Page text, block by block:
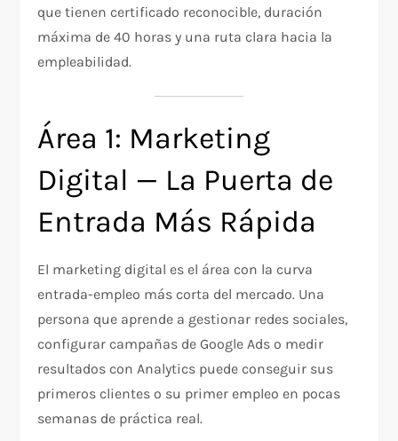
que tienen certificado reconocible, duración
máxima de 40 horas y una ruta clara hacia la
empleabilidad.
Área 1: Marketing
Digital — La Puerta de
Entrada Más Rápida
El marketing digital es el área con la curva
entrada-empleo más corta del mercado. Una
persona que aprende a gestionar redes sociales,
configurar campañas de Google Ads o medir
resultados con Analytics puede conseguir sus
primeros clientes o su primer empleo en pocas
semanas de práctica real.